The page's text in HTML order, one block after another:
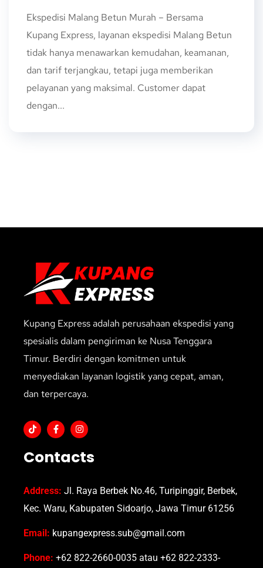
Ekspedisi Malang Betun Murah – Bersama
Kupang Express, layanan ekspedisi Malang Betun
tidak hanya menawarkan kemudahan, keamanan,
dan tarif terjangkau, tetapi juga memberikan
pelayanan yang maksimal. Customer dapat
dengan...
Kupang Express adalah perusahaan ekspedisi yang
spesialis dalam pengiriman ke Nusa Tenggara
Timur. Berdiri dengan komitmen untuk
menyediakan layanan logistik yang cepat, aman,
dan terpercaya.
Contacts
Address: Jl. Raya Berbek No.46, Turipinggir, Berbek,
Kec. Waru, Kabupaten Sidoarjo, Jawa Timur 61256
Email: kupangexpress.sub@gmail.com
Phone: +62 822-2660-0035 atau +62 822-2333-